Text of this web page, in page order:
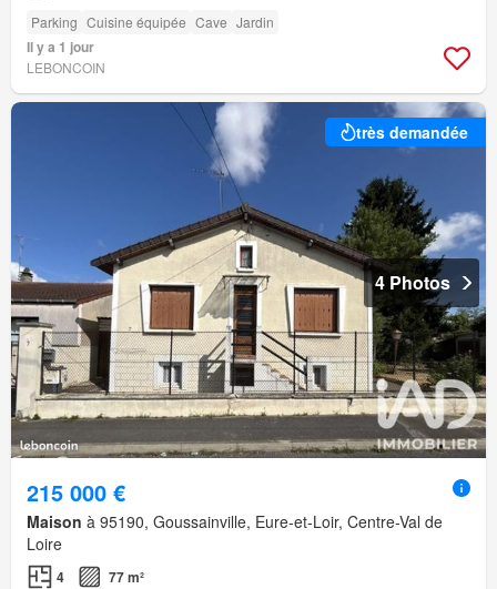
Parking Cuisine équipée Cave Jardin
Il y a 1 jour
LEBONCOIN
très demandée
4 Photos
215 000 €
Maison à 95190, Goussainville, Eure-et-Loir, Centre-Val de
Loire
4 77 m²